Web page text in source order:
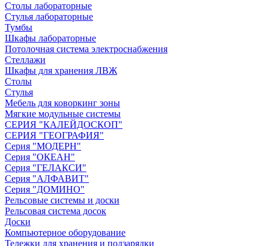
Столы лабораторные
Стулья лабораторные
Тумбы
Шкафы лабораторные
Потолочная система электроснабжения
Стеллажи
Шкафы для хранения ЛВЖ
Столы
Стулья
Мебель для коворкинг зоны
Мягкие модульные системы
СЕРИЯ "КАЛЕЙДОСКОП"
СЕРИЯ "ГЕОГРАФИЯ"
Серия "МОДЕРН"
Серия "ОКЕАН"
Серия "ГЕЛАКСИ"
Серия "АЛФАВИТ"
Серия "ДОМИНО"
Рельсовые системы и доски
Рельсовая система досок
Доски
Компьютерное оборудование
Тележки для хранения и подзарядки